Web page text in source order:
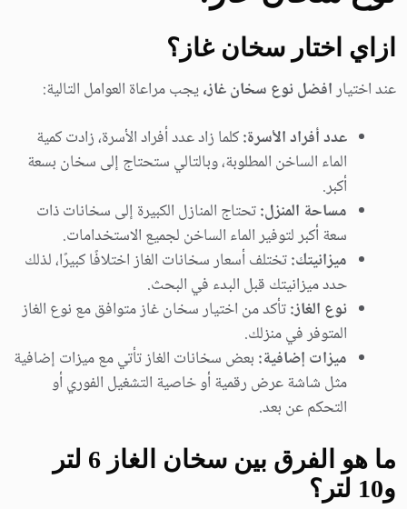
ازاي اختار سخان غاز؟
عند اختيارافضل نوع سخان غاز،يجب مراعاة العوامل التالية:
عدد أفراد الأسرة:كلما زاد عدد أفراد الأسرة، زادت كمية
الماء الساخن المطلوبة، وبالتالي ستحتاج إلى سخان بسعة
أكبر.
مساحة المنزل:تحتاج المنازل الكبيرة إلى سخانات ذات
سعة أكبر لتوفير الماء الساخن لجميع الاستخدامات.
ميزانيتك:تختلف أسعار سخانات الغاز اختلافًا كبيرًا، لذلك
حدد ميزانيتك قبل البدء في البحث.
نوع الغاز:تأكد من اختيار سخان غاز متوافق مع نوع الغاز
المتوفر في منزلك.
ميزات إضافية: بعض سخانات الغاز تأتي مع ميزات إضافية
مثل شاشة عرض رقمية أو خاصية التشغيل الفوري أو
التحكم عن بعد.
ما هو الفرق بين سخان الغاز 6 لتر
و10 لتر؟